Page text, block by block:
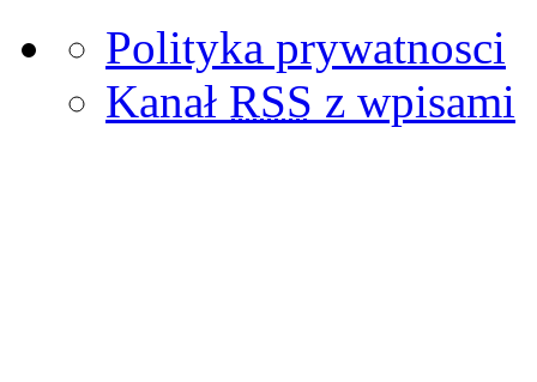
Polityka prywatnosci
Kanał RSS z wpisami